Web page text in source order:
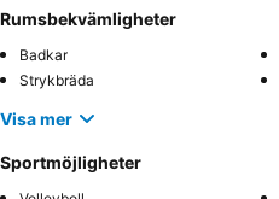
Rumsbekvämligheter
Badkar
Strykbräda
Visa mer
Sportmöjligheter